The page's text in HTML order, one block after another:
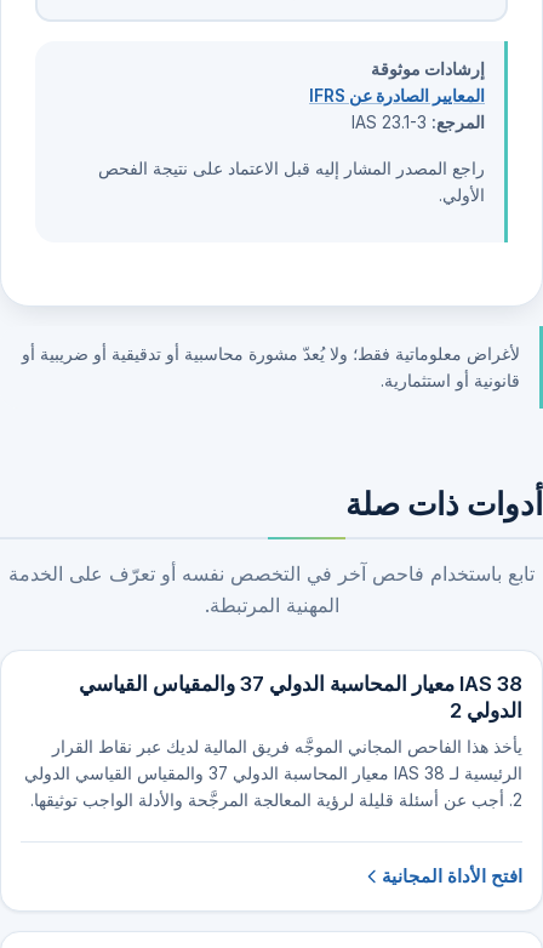
إرشادات موثوقة
المعايير الصادرة عن IFRS
المرجع:
راجع المصدر المشار إليه قبل الاعتماد على نتيجة الفحص
الأولي.
لأغراض معلوماتية فقط؛ ولا يُعدّ مشورة محاسبية أو تدقيقية أو ضريبية أو
قانونية أو استثمارية.
أدوات ذات صلة
تابع باستخدام فاحص آخر في التخصص نفسه أو تعرّف على الخدمة
المهنية المرتبطة.
IAS 38 معيار المحاسبة الدولي 37 والمقياس القياسي
الدولي 2
يأخذ هذا الفاحص المجاني الموجَّه فريق المالية لديك عبر نقاط القرار
الرئيسية لـ IAS 38 معيار المحاسبة الدولي 37 والمقياس القياسي الدولي
2. أجب عن أسئلة قليلة لرؤية المعالجة المرجَّحة والأدلة الواجب توثيقها.
افتح الأداة المجانية